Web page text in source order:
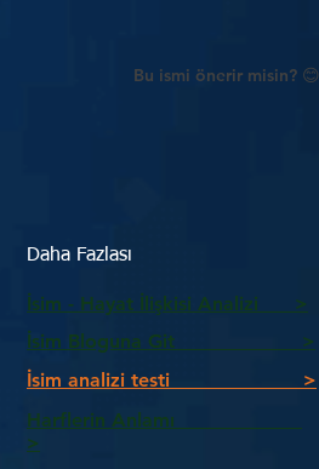
Bu ismi önerir misin? 😊
Daha Fazlası
İsim - Hayat İlişkisi Analizi >
İsim Bloguna Git >
İsim analizi testi >
Harflerin Anlamı
>